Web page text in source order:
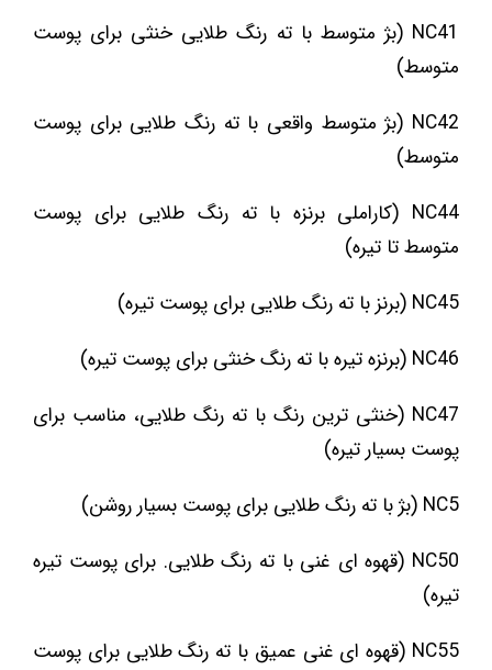
NC41 (بژ متوسط با ته رنگ طلایی خنثی برای پوست
متوسط)
NC42 (بژ متوسط واقعی با ته رنگ طلایی برای پوست
متوسط)
NC44 (کاراملی برنزه با ته رنگ طلایی برای پوست
متوسط تا تیره)
NC45 (برنز با ته رنگ طلایی برای پوست تیره)
NC46 (برنزه تیره با ته رنگ خنثی برای پوست تیره)
NC47 (خنثی ترین رنگ با ته رنگ طلایی، مناسب برای
پوست بسیار تیره)
NC5 (بژ با ته رنگ طلایی برای پوست بسیار روشن)
NC50 (قهوه ای غنی با ته رنگ طلایی. برای پوست تیره
تیره)
NC55 (قهوه ای غنی عمیق با ته رنگ طلایی برای پوست